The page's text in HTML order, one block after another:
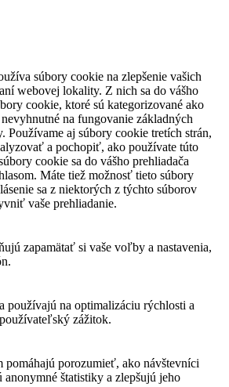
súbory cookie na zlepšenie vašich
webovej lokality. Z nich sa do vášho
cookie, ktoré sú kategorizované ako
na fungovanie základných
Používame aj súbory cookie tretích strán,
a pochopiť, ako používate túto
cookie sa do vášho prehliadača
Máte tiež možnosť tieto súbory
sa z niektorých z týchto súborov
vaše prehliadanie.
zapamätať si vaše voľby a nastavenia,
používajú na optimalizáciu rýchlosti a
zážitok.
pomáhajú porozumieť, ako návštevníci
štatistiky a zlepšujú jeho